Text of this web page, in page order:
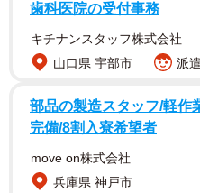
耳もブルブルふるえてしまうフウ
歯科医院の受付事務
キチナンスタッフ株式会社
山口県 宇部市
派
部品の製造スタッフ/軽作
完備/8割入寮希望者
move on株式会社
兵庫県 神戸市